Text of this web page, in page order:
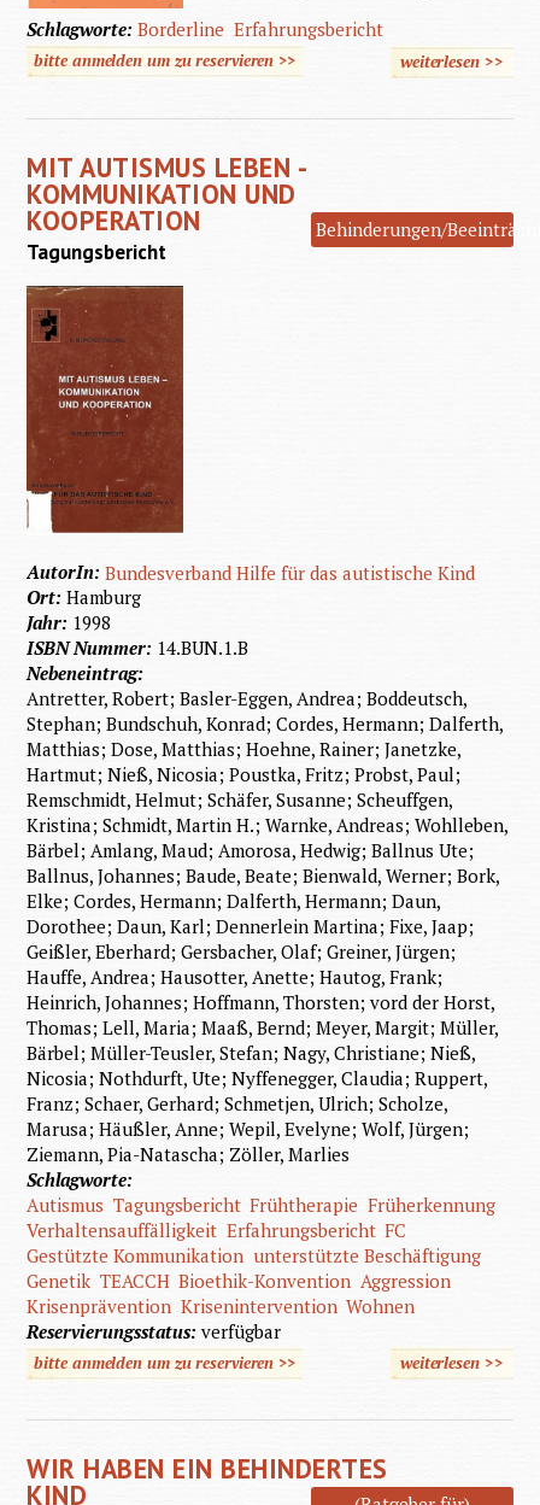
Schlagworte:Borderline Erfahrungsbericht
bitte anmelden um zu reservieren >> weiterlesen
über
>>
MIT AUTISMUS LEBEN -
KOMMUNIKATION UND
KOOPERATION Behinderungen/
Tagungsbericht
AutorIn:Bundesverband Hilfe für das autistische Kind
Ort:Hamburg
Jahr: 1998
ISBN Nummer: 14.BUN.1.B
Nebeneintrag:
Antretter, Robert; Basler-Eggen, Andrea; Boddeutsch,
Stephan; Bundschuh, Konrad; Cordes, Hermann; Dalferth,
Matthias; Dose, Matthias; Hoehne, Rainer; Janetzke,
Hartmut; Nieß, Nicosia; Poustka, Fritz; Probst, Paul;
Remschmidt, Helmut; Schäfer, Susanne; Scheuffgen,
Kristina; Schmidt, Martin H.; Warnke, Andreas; Wohlleben,
Bärbel; Amlang, Maud; Amorosa, Hedwig; Ballnus Ute;
Ballnus, Johannes; Baude, Beate; Bienwald, Werner; Bork,
Elke; Cordes, Hermann; Dalferth, Hermann; Daun,
Dorothee; Daun, Karl; Dennerlein Martina; Fixe, Jaap;
Geißler, Eberhard; Gersbacher, Olaf; Greiner, Jürgen;
Hauffe, Andrea; Hausotter, Anette; Hautog, Frank;
Heinrich, Johannes; Hoffmann, Thorsten; vord der Horst,
Thomas; Lell, Maria; Maaß, Bernd; Meyer, Margit; Müller,
Bärbel; Müller-Teusler, Stefan; Nagy, Christiane; Nieß,
Nicosia; Nothdurft, Ute; Nyffenegger, Claudia; Ruppert,
Franz; Schaer, Gerhard; Schmetjen, Ulrich; Scholze,
Marusa; Häußler, Anne; Wepil, Evelyne; Wolf, Jürgen;
Ziemann, Pia-Natascha; Zöller, Marlies
Schlagworte:
Autismus Tagungsbericht Frühtherapie Früherkennung
Verhaltensauffälligkeit Erfahrungsbericht FC
Gestützte Kommunikation unterstützte Beschäftigung
Genetik TEACCH Bioethik-Konvention Aggression
Krisenprävention Krisenintervention Wohnen
Reservierungsstatus:verfügbar
bitte anmelden um zu reservieren >> weiterlesen>>
WIR HABEN EIN BEHINDERTES
KIND